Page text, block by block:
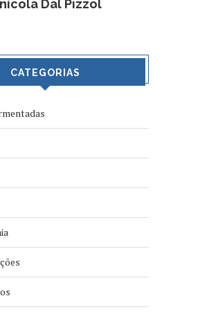
Dal Pizzol
CATEGORIAS